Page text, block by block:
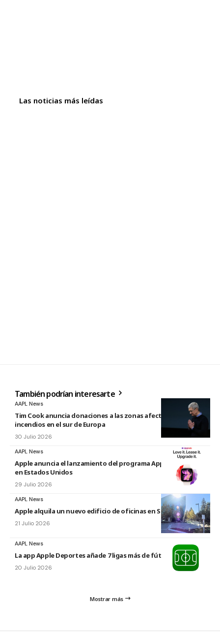
Las noticias más leídas
También podrían interesarte
AAPL News
Tim Cook anuncia donaciones a las zonas afectadas por los
incendios en el sur de Europa
30 Julio 2026
AAPL News
Apple anuncia el lanzamiento del programa Apple Upgrade
en Estados Unidos
29 Julio 2026
AAPL News
Apple alquila un nuevo edificio de oficinas en Sunnyvale
21 Julio 2026
AAPL News
La app Apple Deportes añade 7 ligas más de fútbol
20 Julio 2026
Mostrar más